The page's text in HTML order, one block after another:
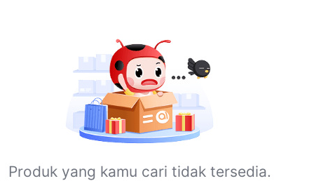
Produk yang kamu cari tidak tersedia.